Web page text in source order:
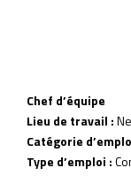
Chef d’équipe
Lieu de travail :
Catégorie
Type d’emploi :